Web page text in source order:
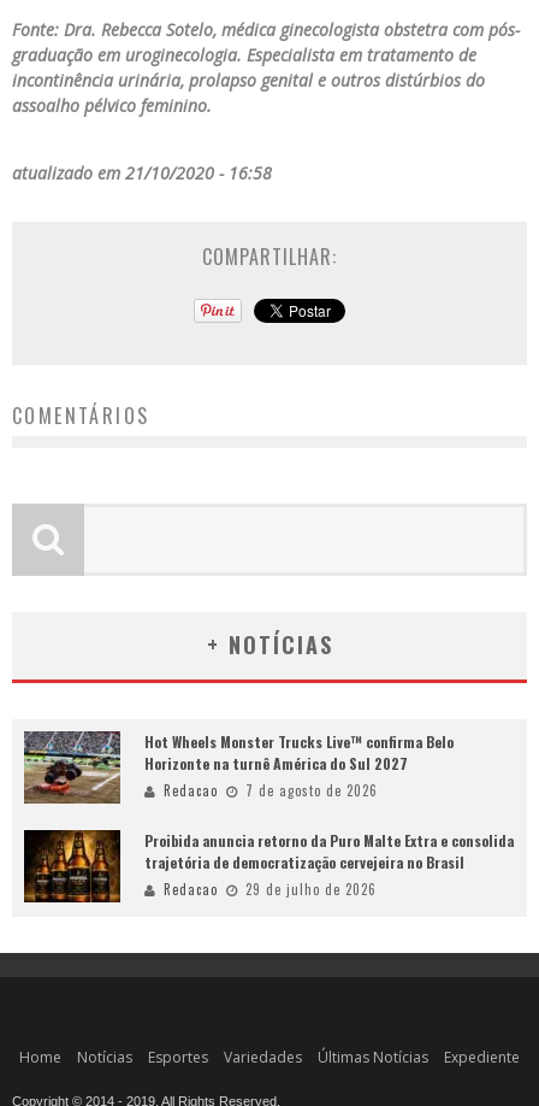
Fonte: Dra. Rebecca Sotelo, médica ginecologista obstetra com pós-
graduação em uroginecologia. Especialista em tratamento de
incontinência urinária, prolapso genital e outros distúrbios do
assoalho pélvico feminino.
atualizado em 21/10/2020 - 16:58
COMPARTILHAR:
COMENTÁRIOS
+ NOTÍCIAS
Hot Wheels Monster Trucks Live™ confirma Belo
Horizonte na turnê América do Sul 2027
Redacao 7 de agosto de 2026
Proibida anuncia retorno da Puro Malte Extra e consolida
trajetória de democratização cervejeira no Brasil
Redacao 29 de julho de 2026
Home Notícias Esportes Variedades Últimas Notícias Expediente
Copyright © 2014 - 2019. All Rights Reserved.